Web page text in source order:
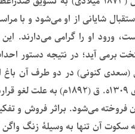
شایانی از او می‌شود و با
ورود او را گرامی می‌دارند.
برمی آید؛ در نتیجه دستور
(سعدی کنونی) در دو طرف آن باغ
سلطنت ناصرالدین شاه، بین
فروخته می‌شود. براثر فروش و
آن تنها به وسیلۀ زنگ